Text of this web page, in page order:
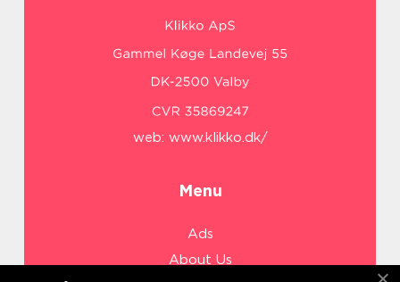
web: www.klikko.dk/
Menu
Ads
About Us